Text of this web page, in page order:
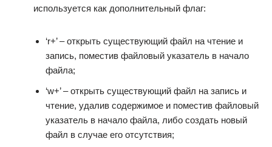
используется как дополнительный флаг:
‘r+’ – открыть существующий файл на чтение и
запись, поместив файловый указатель в начало
файла;
‘w+’ – открыть существующий файл на запись и
чтение, удалив содержимое и поместив файловый
указатель в начало файла, либо создать новый
файл в случае его отсутствия;